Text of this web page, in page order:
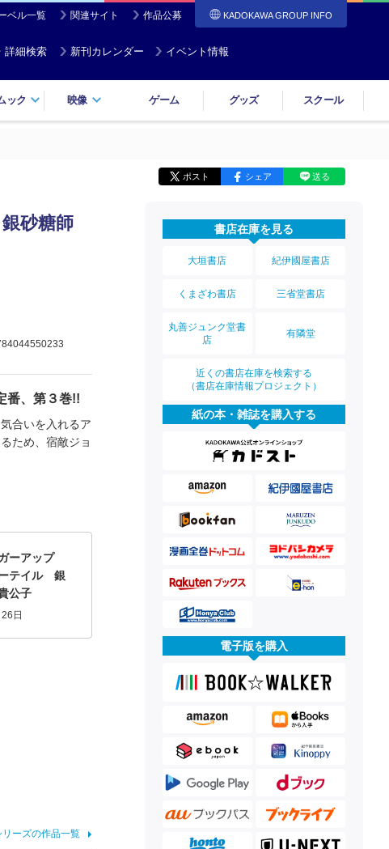
ベル一覧 関連サイト 作品公募 KADOKAWA GROUP INFO
詳細検索 新刊カレンダー イベント情報
ック 映像 ゲーム グッズ スクール
ポスト シェア 送る
砂糖師
番、第３巻!!
合いを入れるア
ため、宿敵ジョ
ーアップ
テイル 銀
公子
日
リーズの作品一覧
書店在庫を見る
大垣書店 紀伊國屋書店
くまざわ書店 三省堂書店
丸善ジュンク堂書
店
有隣堂
近くの書店在庫を検索する
（書店在庫情報プロジェクト）
紙の本・雑誌を購入する
電子版を購入